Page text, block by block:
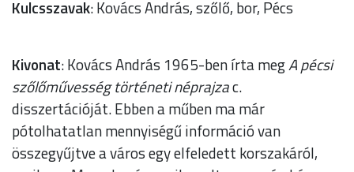
Kulcsszavak: Kovács András, szőlő, bor, Pécs
Kivonat: Kovács András 1965-ben írta megA pécsi
szőlőművesség történeti néprajzac.
disszertációját. Ebben a műben ma már
pótolhatatlan mennyiségű információ van
összegyűjtve a város egy elfeledett korszakáról,